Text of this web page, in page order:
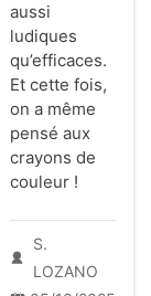
aussi
ludiques
qu’efficaces.
Et cette fois,
on a même
pensé aux
crayons de
couleur !
S.
LOZANO